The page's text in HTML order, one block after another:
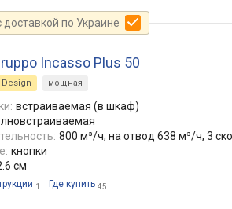
доставкой по Украине
Incasso Plus 50
Design мощная
встраиваемая (в шкаф)
800 м³/ч, на отвод 638 м³/ч, 3
кнопки
см
1 Где купить 45